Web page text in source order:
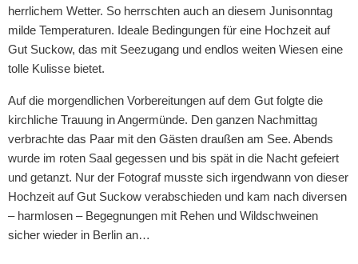
herrlichem Wetter. So herrschten auch an diesem Junisonntag
milde Temperaturen. Ideale Bedingungen für eine Hochzeit auf
Gut Suckow, das mit Seezugang und endlos weiten Wiesen eine
tolle Kulisse bietet.
Auf die morgendlichen Vorbereitungen auf dem Gut folgte die
kirchliche Trauung in Angermünde. Den ganzen Nachmittag
verbrachte das Paar mit den Gästen draußen am See. Abends
wurde im roten Saal gegessen und bis spät in die Nacht gefeiert
und getanzt. Nur der Fotograf musste sich irgendwann von dieser
Hochzeit auf Gut Suckow verabschieden und kam nach diversen
– harmlosen – Begegnungen mit Rehen und Wildschweinen
sicher wieder in Berlin an…